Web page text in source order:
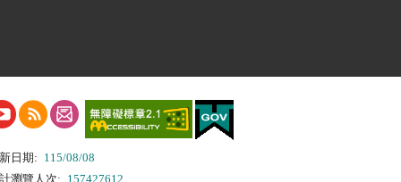
日期: 115/08/08
瀏覽人次:
157427612